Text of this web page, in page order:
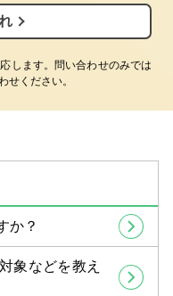
します。問い合わせのみでは
せください。
か？
象などを教え